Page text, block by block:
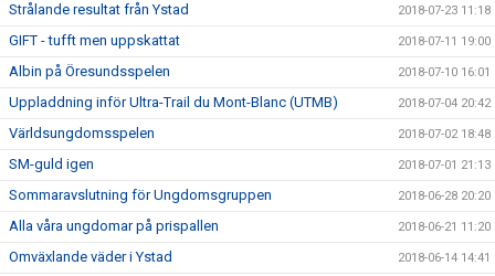
Strålande resultat från Ystad 2018-07-23 11:18
GIFT - tufft men uppskattat 2018-07-11 19:00
Albin på Öresundsspelen 2018-07-10 16:01
Uppladdning inför Ultra-Trail du Mont-Blanc (UTMB) 2018-07-04 20:42
Världsungdomsspelen 2018-07-02 18:48
SM-guld igen 2018-07-01 21:13
Sommaravslutning för Ungdomsgruppen 2018-06-28 20:20
Alla våra ungdomar på prispallen 2018-06-21 11:20
Omväxlande väder i Ystad 2018-06-14 14:41